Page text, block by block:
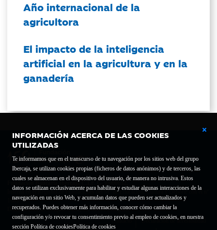
INFORMACIÓN ACERCA DE LAS COOKIES
UTILIZADAS
Te informamos que en el transcurso de tu navegación por los sitios web del grupo
Ibercaja, se utilizan cookies propias (ficheros de datos anónimos) y de terceros, las
cuales se almacenan en el dispositivo del usuario, de manera no intrusiva. Estos
datos se utilizan exclusivamente para habilitar y estudiar algunas interacciones de la
navegación en un sitio Web, y acumulan datos que pueden ser actualizados y
recuperados. Puedes obtener más información, conocer cómo cambiar la
configuración y/o revocar tu consentimiento previo al empleo de cookies, en nuestra
sección Política de cookiesPolítica de cookies
Año internacional de la
agricultora
El impacto de la inteligencia
artificial en la agricultura y en la
ganadería
Fundación Bancaria Ibercaja C.I.F. G-50000652.
Inscrita en el Registro de Fundaciones del Mº de Educación, Cultura y Deporte con el nº
1689.
Domicilio social: Joaquín Costa, 13. 50001 Zaragoza.
Contacto
Declaración de accesibilidad